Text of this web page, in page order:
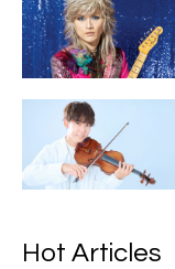
Hot Articles